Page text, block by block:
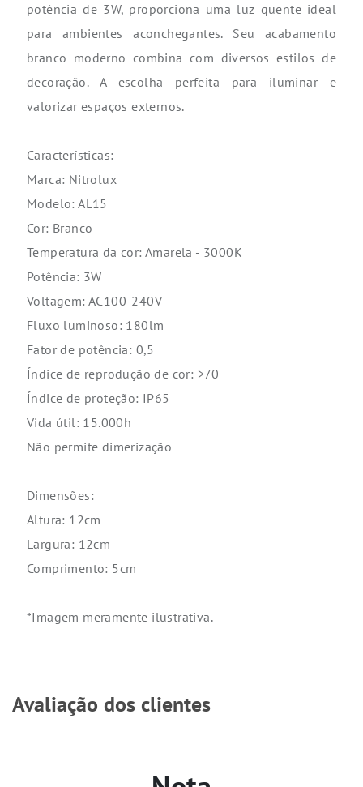
potência de 3W, proporciona uma luz quente ideal
para ambientes aconchegantes. Seu acabamento
branco moderno combina com diversos estilos de
decoração. A escolha perfeita para iluminar e
valorizar espaços externos.
Características:
Marca: Nitrolux
Modelo: AL15
Cor: Branco
Temperatura da cor: Amarela - 3000K
Potência: 3W
Voltagem: AC100-240V
Fluxo luminoso: 180lm
Fator de potência: 0,5
Índice de reprodução de cor: >70
Índice de proteção: IP65
Vida útil: 15.000h
Não permite dimerização
Dimensões:
Altura: 12cm
Largura: 12cm
Comprimento: 5cm
*Imagem meramente ilustrativa.
Avaliação dos clientes